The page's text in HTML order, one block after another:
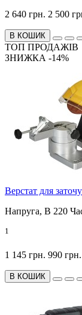
2 640 грн. 2 500
В КОШИК
ТОП ПРОДАЖІВ
ЗНИЖКА -14%
Верстат для
Напруга, В 220
1
1 145 грн. 990 грн.
В КОШИК